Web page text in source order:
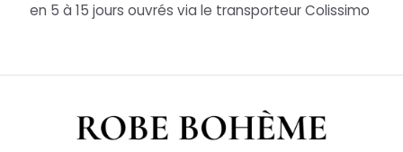
en 5 à 15 jours ouvrés via le transporteur Colissimo